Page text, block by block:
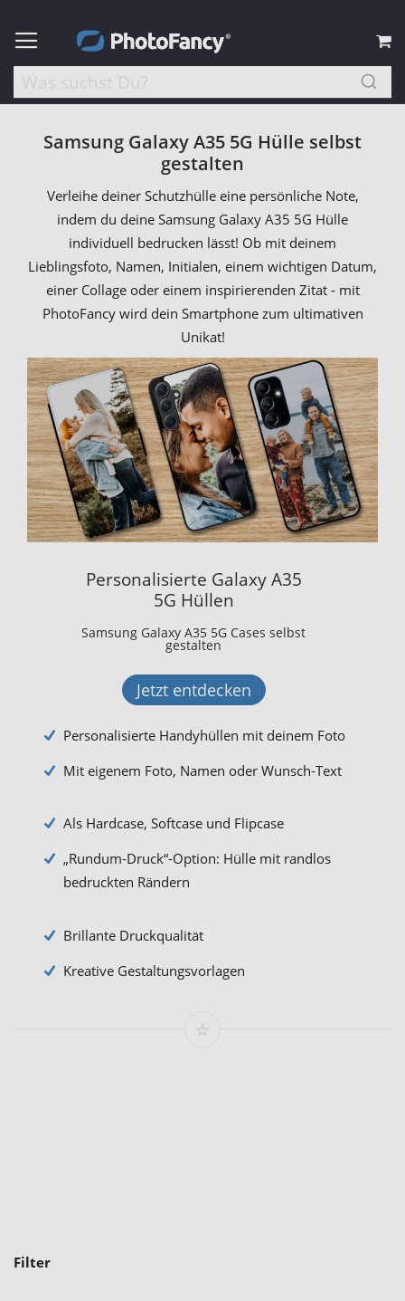
Samsung Galaxy A35 5G Hülle selbst
gestalten
Verleihe deiner Schutzhülle eine persönliche Note,
indem du deine Samsung Galaxy A35 5G Hülle
individuell bedrucken lässt! Ob mit deinem
Lieblingsfoto, Namen, Initialen, einem wichtigen Datum,
einer Collage oder einem inspirierenden Zitat - mit
PhotoFancy wird dein Smartphone zum ultimativen
Unikat!
Personalisierte Galaxy A35
5G Hüllen
Samsung Galaxy A35 5G Cases selbst
gestalten
Jetzt entdecken
Personalisierte Handyhüllen mit deinem Foto
Mit eigenem Foto, Namen oder Wunsch-Text
Als Hardcase, Softcase und Flipcase
„Rundum-Druck“-Option: Hülle mit randlos
bedruckten Rändern
Brillante Druckqualität
Kreative Gestaltungsvorlagen
Filter